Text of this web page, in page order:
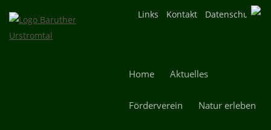
Navigation
Links Kontakt Datenschutz
Navigation
Home Aktuelles
Förderverein Natur erleben